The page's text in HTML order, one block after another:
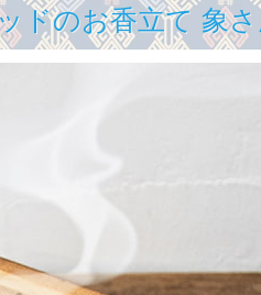
ドのお香立て 象